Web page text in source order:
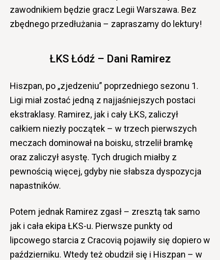
zawodnikiem będzie gracz Legii Warszawa. Bez
zbędnego przedłużania – zapraszamy do lektury!
ŁKS Łódź – Dani Ramirez
Hiszpan, po „zjedzeniu” poprzedniego sezonu 1.
Ligi miał zostać jedną z najjaśniejszych postaci
ekstraklasy. Ramirez, jak i cały ŁKS, zaliczył
całkiem niezły początek – w trzech pierwszych
meczach dominował na boisku, strzelił bramkę
oraz zaliczył asystę. Tych drugich miałby z
pewnością więcej, gdyby nie słabsza dyspozycja
napastników.
Potem jednak Ramirez zgasł – zresztą tak samo
jak i cała ekipa ŁKS-u. Pierwsze punkty od
lipcowego starcia z Cracovią pojawiły się dopiero w
październiku. Wtedy też obudził się i Hiszpan – w